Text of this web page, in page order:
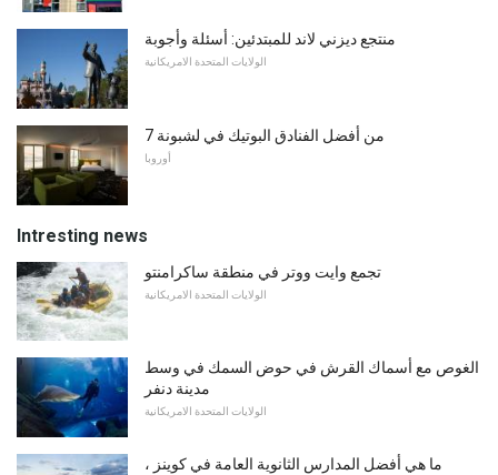
منتجع ديزني لاند للمبتدئين: أسئلة وأجوبة
الولايات المتحدة الامريكانية
7 من أفضل الفنادق البوتيك في لشبونة
أوروبا
Intresting news
تجمع وايت ووتر في منطقة ساكرامنتو
الولايات المتحدة الامريكانية
الغوص مع أسماك القرش في حوض السمك في وسط
مدينة دنفر
الولايات المتحدة الامريكانية
ما هي أفضل المدارس الثانوية العامة في كوينز ،